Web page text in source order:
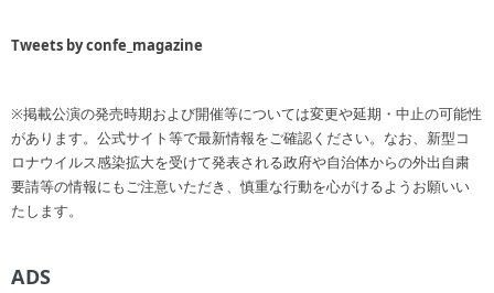
Tweets by confe_magazine
※掲載公演の発売時期および開催等については変更や延期・中止の可能性
があります。公式サイト等で最新情報をご確認ください。なお、新型コ
ロナウイルス感染拡大を受けて発表される政府や自治体からの外出自粛
要請等の情報にもご注意いただき、慎重な行動を心がけるようお願いい
たします。
ADS